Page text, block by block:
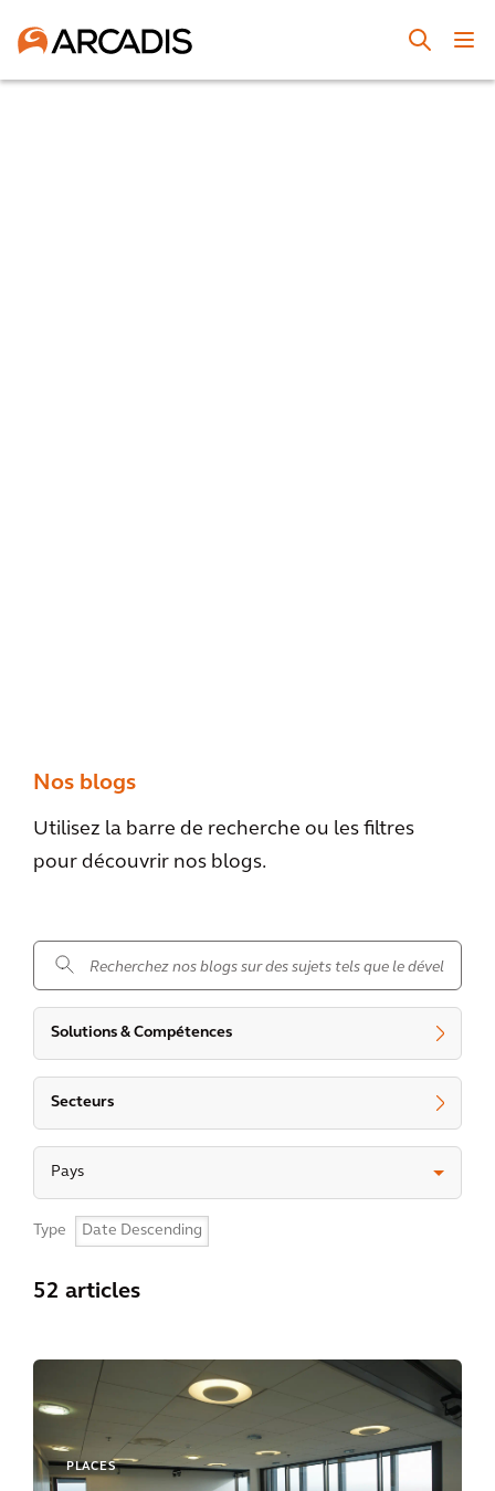
Nos blogs
Utilisez la barre de recherche ou les filtres
pour découvrir nos blogs.
Solutions & Compétences
Secteurs
Pays
Type
52 articles
PLACES